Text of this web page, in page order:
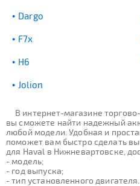
Dargo
F7x
H6
Jolion
В интернет-магазине
вы сможете найти надежный
любой модели. Удобная и
поможет вам быстро сделать
для Haval в Нижневартовске,
- модель;
- год выпуска;
- тип установленного двигателя.